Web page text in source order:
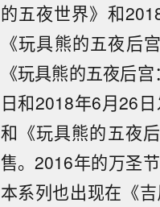
的五夜世界》和
《玩具熊的五夜后
《玩具熊的五夜后
日和2018年6月26
和《玩具熊的五夜
售。2016年的万圣
本系列也出现在《